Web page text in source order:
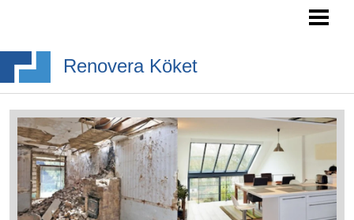
INREDA KÖK
BYGGA KÖKSÖ
KÖKSSTILAR
BLOGG
Renovera Köket